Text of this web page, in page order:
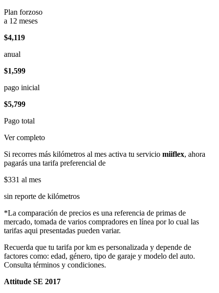
Plan forzoso
a 12 meses
$4,119
anual
$1,599
pago inicial
$5,799
Pago total
Ver completo
Si recorres más kilómetros al mes activa tu servicio miiflex, ahora
pagarás una tarifa preferencial de
$331 al mes
sin reporte de kilómetros
*La comparación de precios es una referencia de primas de
mercado, tomada de varios compradores en línea por lo cual las
tarifas aqui presentadas pueden variar.
Recuerda que tu tarifa por km es personalizada y depende de
factores como: edad, género, tipo de garaje y modelo del auto.
Consulta términos y condiciones.
Attitude SE 2017